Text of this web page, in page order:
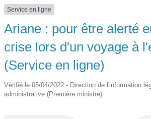
Service en ligne
Ariane : pour être alerté
crise lors d'un voyage à
(Service en ligne)
Vérifié le 05/04/2022 - Direction de l'information
administrative (Première ministre)